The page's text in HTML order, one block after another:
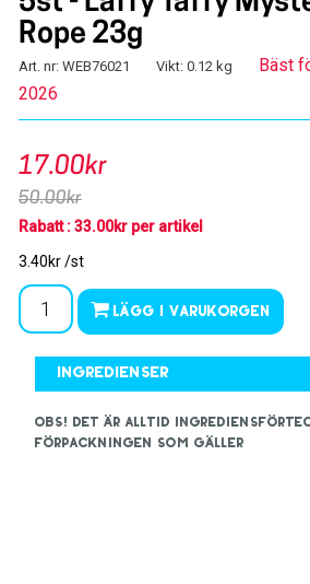
Rope 23g
Art. nr: WEB76021 Vikt: 0.12 kg
Bäst
2026
17.00kr
50.00kr
Rabatt : 33.00kr per artikel
3.40kr /st
Lägg i varukorgen
Ingredienser
OBS! Det är alltid
förpackningen som gäller